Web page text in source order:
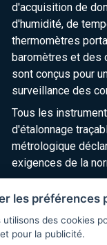
d'acquisition de
d'humidité, de
thermomètres
baromètres et des
sont conçus pour
surveillance des
Tous les
d'étalonnage
métrologique
exigences de la
les préférences
utilisons des cookies
pour la publicité.